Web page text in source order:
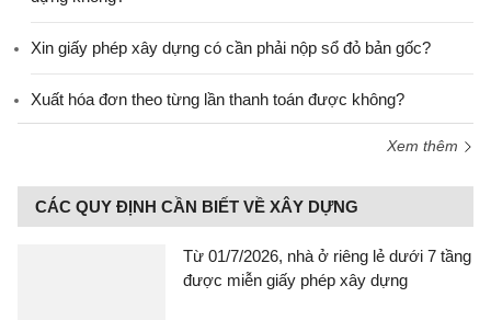
Xin giấy phép xây dựng có cần phải nộp sổ đỏ bản gốc?
Xuất hóa đơn theo từng lần thanh toán được không?
Xem thêm
CÁC QUY ĐỊNH CẦN BIẾT VỀ XÂY DỰNG
Từ 01/7/2026, nhà ở riêng lẻ dưới 7 tầng
được miễn giấy phép xây dựng